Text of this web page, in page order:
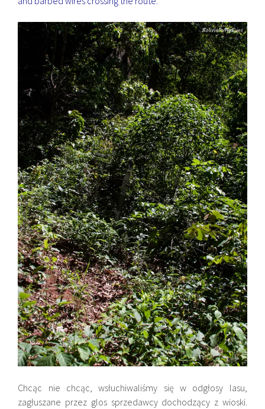
Chcąc nie chcąc, wsłuchiwaliśmy się w odgłosy lasu,
zagłuszane przez glos sprzedawcy dochodzący z wioski.